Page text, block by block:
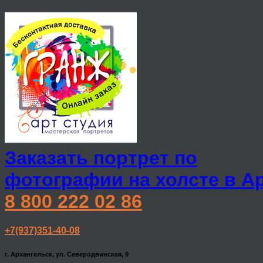
Заказать портрет по
фотографии на холсте в
8 800 222 02 86
+7(937)351-40-08
г. Архангельск, ул. Северодвинская, 9